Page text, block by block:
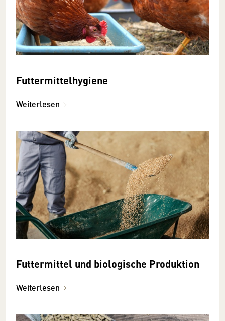
Futtermittelhygiene
Weiterlesen
Futtermittel und biologische Produktion
Weiterlesen